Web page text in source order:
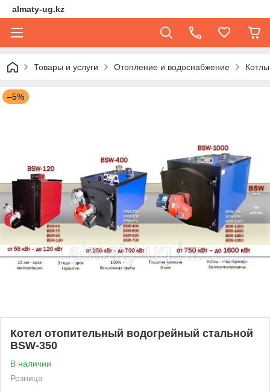
almaty-ug.kz
Товары и услуги Отопление и водоснабжение Котлы
–5%
Котел отопительный водогрейный стальной
BSW-350
В наличии
Розница